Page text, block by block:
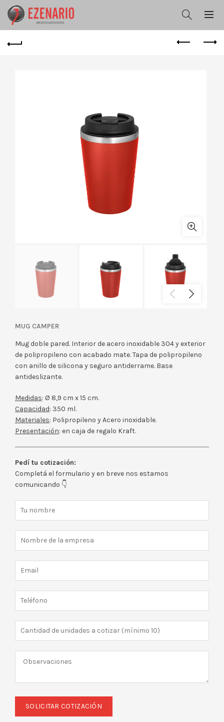
MUG CAMPER
Mug doble pared. Interior de acero inoxidable 304 y exterior
de polipropileno con acabado mate. Tapa de polipropileno
con anillo de silicona y seguro antiderrame. Base
antideslizante.
Medidas: Ø 8,9 cm x 15 cm.
Capacidad: 350 ml.
Materiales: Polipropileno y Acero inoxidable.
Presentación: en caja de regalo Kraft.
Pedí tu cotización:
Completá el formulario y en breve nos estamos
comunicando 👇